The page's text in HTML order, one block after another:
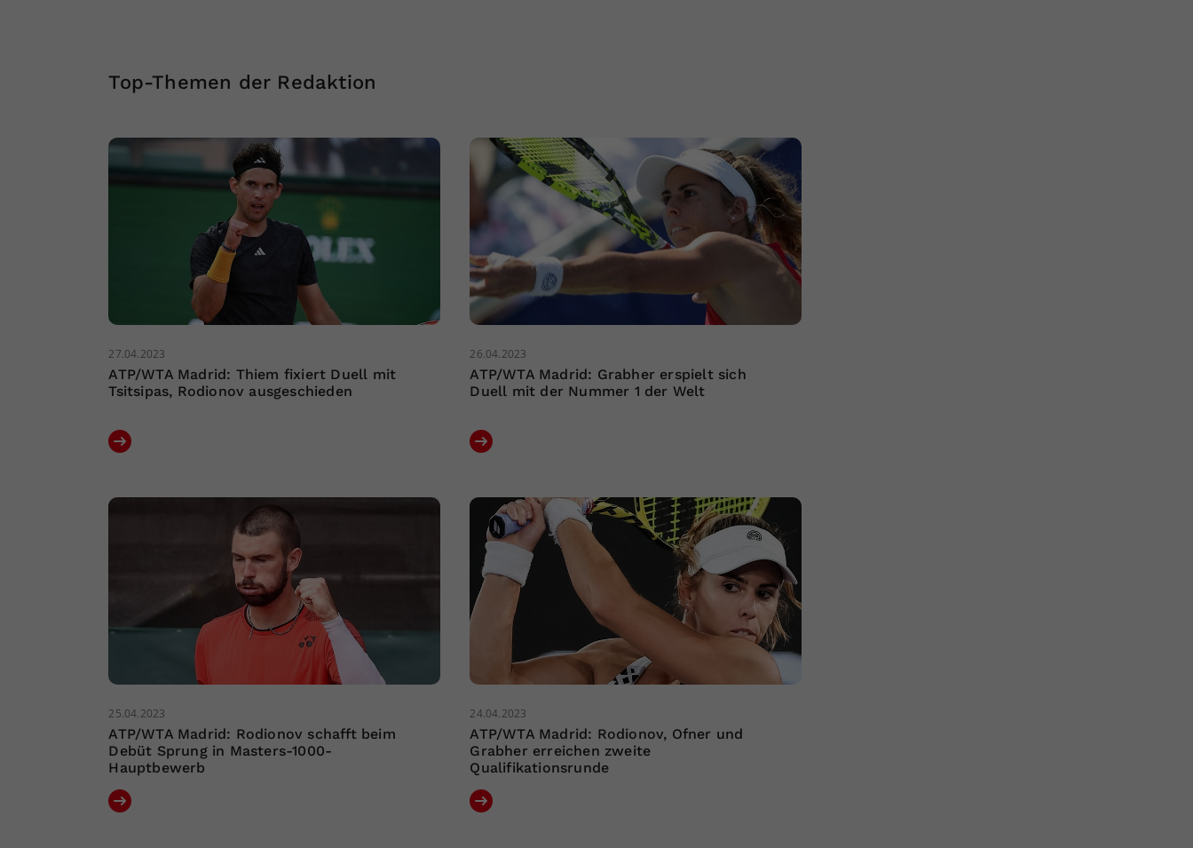
Top-Themen der Redaktion
27.04.2023
ATP/WTA Madrid: Thiem fixiert Duell mit
Tsitsipas, Rodionov ausgeschieden
26.04.2023
ATP/WTA Madrid: Grabher erspielt sich
Duell mit der Nummer 1 der Welt
25.04.2023
ATP/WTA Madrid: Rodionov schafft beim
Debüt Sprung in Masters-1000-
Hauptbewerb
24.04.2023
ATP/WTA Madrid: Rodionov, Ofner und
Grabher erreichen zweite
Qualifikationsrunde